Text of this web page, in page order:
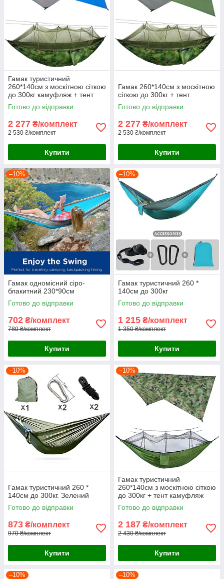
Гамак туристичний
260*140см з москітною сіткою
до 300кг камуфляж + тент
блакитний
Готово до відправки
2 277 ₴/комплект
2 530 ₴/комплект
Купити
Гамак 260*140см з москітною
сіткою до 300кг + тент
Готово до відправки
2 277 ₴/комплект
2 530 ₴/комплект
Купити
–10%
Гамак одномісний сіро-
блакитний 230*90см
Готово до відправки
702 ₴/комплект
780 ₴/комплект
Купити
–10%
Гамак туристичний 260 *
140см до 300кг
Готово до відправки
1 215 ₴/комплект
1 350 ₴/комплект
Купити
–10%
Гамак туристичний 260 *
140см до 300кг. Зелений
Готово до відправки
873 ₴/комплект
970 ₴/комплект
Купити
–10%
Гамак туристичний
260*140см з москітною сіткою
до 300кг + тент камуфляж
Готово до відправки
2 187 ₴/комплект
2 430 ₴/комплект
Купити
–10% –10%